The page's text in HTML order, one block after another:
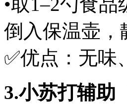
•取1–2勺食
倒入保温壶，
✅优点：无味
3.小苏打辅助